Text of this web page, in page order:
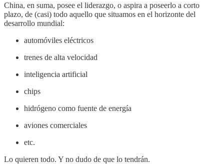
China, en suma, posee el liderazgo, o aspira a poseerlo a corto
plazo, de (casi) todo aquello que situamos en el horizonte del
desarrollo mundial:
automóviles eléctricos
trenes de alta velocidad
inteligencia artificial
chips
hidrógeno como fuente de energía
aviones comerciales
etc.
Lo quieren todo. Y no dudo de que lo tendrán.